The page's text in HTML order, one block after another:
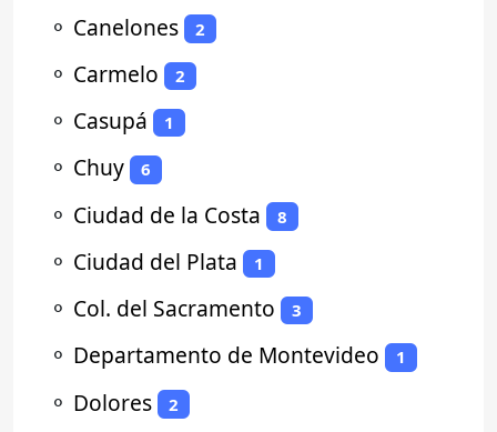
⚬ Canelones 2
⚬ Carmelo 2
⚬ Casupá 1
⚬ Chuy 6
⚬ Ciudad de la Costa 8
⚬ Ciudad del Plata 1
⚬ Col. del Sacramento 3
⚬ Departamento de Montevideo 1
⚬ Dolores 2